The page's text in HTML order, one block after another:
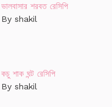
ভালবাসার শরবত রেসিপি
By shakil
কচু শাক ঘন্ট রেসিপি
By shakil